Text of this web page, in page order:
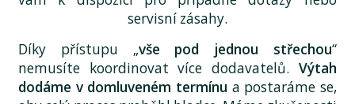
servisní zásahy.
Díky přístupu „vše pod jednou střechou“
nemusíte koordinovat více dodavatelů. Výtah
dodáme v domluveném termínu a postaráme se,